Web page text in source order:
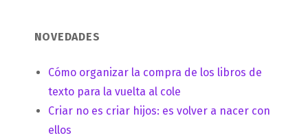
NOVEDADES
Cómo organizar la compra de los libros de
texto para la vuelta al cole
Criar no es criar hijos: es volver a nacer con
ellos